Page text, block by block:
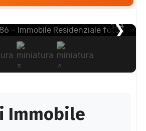
❯
1/ 4
Immobile